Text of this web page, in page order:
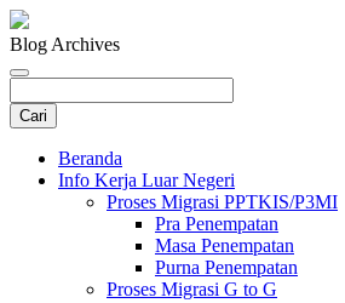
Blog Archives
Beranda
Info Kerja Luar Negeri
Proses Migrasi PPTKIS/P3MI
Pra Penempatan
Masa Penempatan
Purna Penempatan
Proses Migrasi G to G